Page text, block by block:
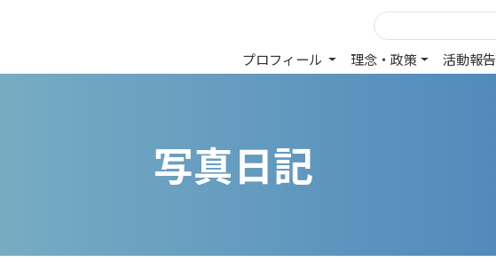
プロフィール 理念・政策 活動報告
写真日記